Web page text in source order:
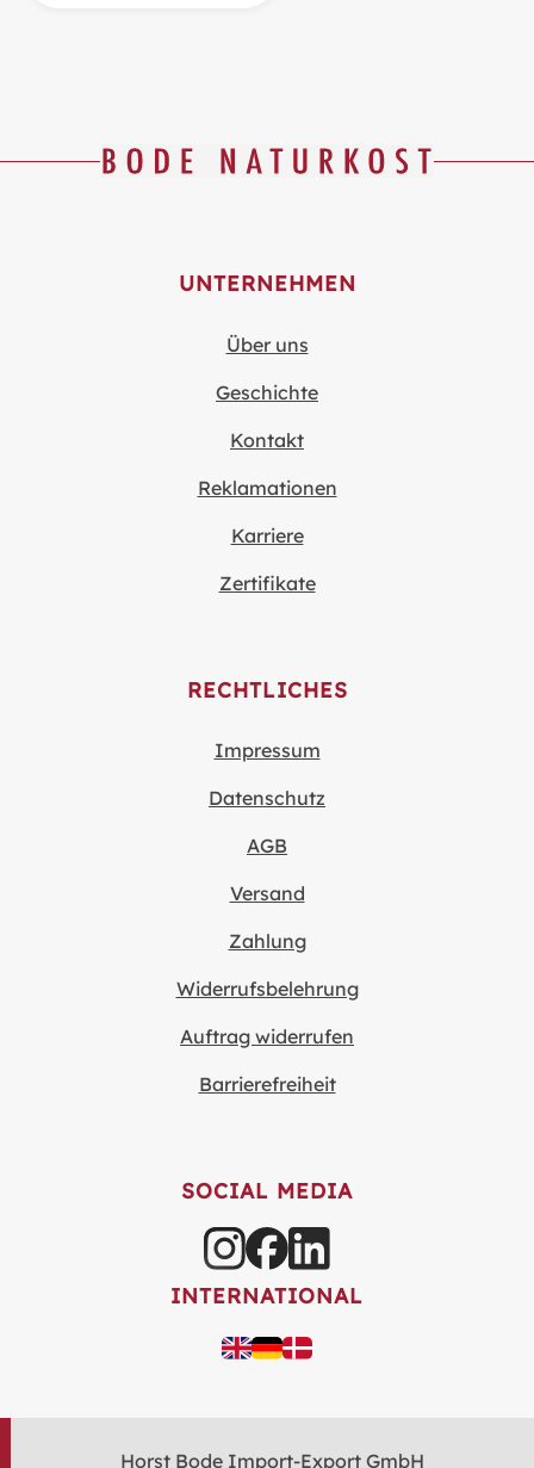
UNTERNEHMEN
Über uns
Geschichte
Kontakt
Reklamationen
Karriere
Zertifikate
RECHTLICHES
Impressum
Datenschutz
AGB
Versand
Zahlung
Widerrufsbelehrung
Auftrag widerrufen
Barrierefreiheit
SOCIAL MEDIA
INTERNATIONAL
Horst Bode Import-Export GmbH